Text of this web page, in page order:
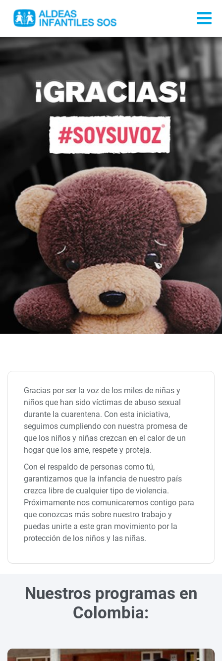
Gracias por ser la voz de los miles de niñas y
niños que han sido víctimas de abuso sexual
durante la cuarentena. Con esta iniciativa,
seguimos cumpliendo con nuestra promesa de
que los niños y niñas crezcan en el calor de un
hogar que los ame, respete y proteja.
Con el respaldo de personas como tú,
garantizamos que la infancia de nuestro país
crezca libre de cualquier tipo de violencia.
Próximamente nos comunicaremos contigo para
que conozcas más sobre nuestro trabajo y
puedas unirte a este gran movimiento por la
protección de los niños y las niñas.
Nuestros programas en
Colombia: